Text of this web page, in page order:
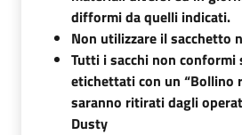
difformi da quelli indicati.
Non utilizzare il sacchetto
Tutti i sacchi non conformi
etichettati con un “Bollino
saranno ritirati dagli
Dusty